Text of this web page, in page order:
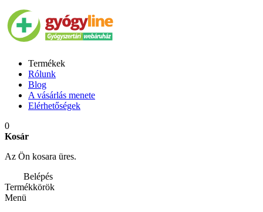
Termékek
Rólunk
Blog
A vásárlás menete
Elérhetőségek
0
Kosár
Az Ön kosara üres.
Belépés
Termékkörök
Menü